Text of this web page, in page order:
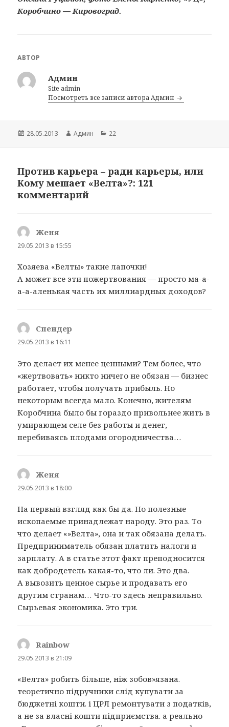
Коробчино — Кировоград.
АВТОР
Админ
Site admin
Посмотреть все записи автора Админ
Опубликовано
28.05.2013 Автор
Админ Рубрики
22
Против карьера – ради карьеры, или
Кому мешает «Велта»?: 121
комментарий
Женя
29.05.2013 в 15:55
Хозяева «Велты» такие лапочки!
А может все эти пожертвования — просто ма-а-
а-а-аленькая часть их миллиардных доходов?
Спендер
29.05.2013 в 16:11
Это делает их менее ценными? Тем более, что
«жертвовать» никто ничего не обязан — бизнес
работает, чтобы получать прибыль. Но
некоторым всегда мало. Конечно, жителям
Коробчина было бы гораздо привольнее жить в
умирающем селе без работы и денег,
перебиваясь плодами огородничества…
Женя
29.05.2013 в 18:00
На первый взгляд как бы да. Но полезные
ископаемые принадлежат народу. Это раз. То
что делает «»Велта», она и так обязана делать.
Предприниматель обязан платить налоги и
зарплату. А в статье этот факт преподносится
как добродетель какая-то, что ли. Это два.
А вывозить ценное сырье и продавать его
другим странам… Что-то здесь неправильно.
Сырьевая экономика. Это три.
Rainbow
29.05.2013 в 21:09
«Велта» робить більше, ніж зобов»язана.
теоретично підручники слід купувати за
бюджетні кошти. і ЦРЛ ремонтувати з податків,
а не за власні кошти підприємства. а реально